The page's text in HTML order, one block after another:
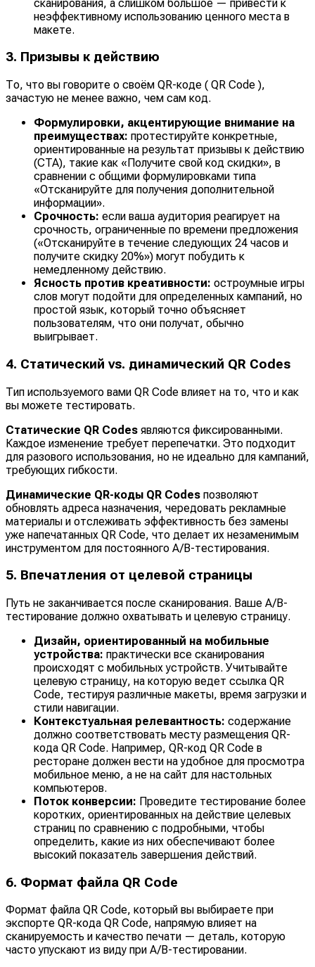
сканирования, а слишком большое — привести к
неэффективному использованию ценного места в
макете.
3. Призывы к действию
То, что вы говорите о своём QR-коде ( QR Code ),
зачастую не менее важно, чем сам код.
Формулировки, акцентирующие внимание на
преимуществах: протестируйте конкретные,
ориентированные на результат призывы к действию
(CTA), такие как «Получите свой код скидки», в
сравнении с общими формулировками типа
«Отсканируйте для получения дополнительной
информации».
Срочность: если ваша аудитория реагирует на
срочность, ограниченные по времени предложения
(«Отсканируйте в течение следующих 24 часов и
получите скидку 20%») могут побудить к
немедленному действию.
Ясность против креативности: остроумные игры
слов могут подойти для определенных кампаний, но
простой язык, который точно объясняет
пользователям, что они получат, обычно
выигрывает.
4. Статический vs. динамический QR Codes
Тип используемого вами QR Code влияет на то, что и как
вы можете тестировать.
Статические QR Codes являются фиксированными.
Каждое изменение требует перепечатки. Это подходит
для разового использования, но не идеально для кампаний,
требующих гибкости.
Динамические QR-коды QR Codes позволяют
обновлять адреса назначения, чередовать рекламные
материалы и отслеживать эффективность без замены
уже напечатанных QR Code, что делает их незаменимым
инструментом для постоянного A/B-тестирования.
5. Впечатления от целевой страницы
Путь не заканчивается после сканирования. Ваше A/B-
тестирование должно охватывать и целевую страницу.
Дизайн, ориентированный на мобильные
устройства: практически все сканирования
происходят с мобильных устройств. Учитывайте
целевую страницу, на которую ведет ссылка QR
Code, тестируя различные макеты, время загрузки и
стили навигации.
Контекстуальная релевантность: содержание
должно соответствовать месту размещения QR-
кода QR Code. Например, QR-код QR Code в
ресторане должен вести на удобное для просмотра
мобильное меню, а не на сайт для настольных
компьютеров.
Поток конверсии: Проведите тестирование более
коротких, ориентированных на действие целевых
страниц по сравнению с подробными, чтобы
определить, какие из них обеспечивают более
высокий показатель завершения действий.
6. Формат файла QR Code
Формат файла QR Code, который вы выбираете при
экспорте QR-кода QR Code, напрямую влияет на
сканируемость и качество печати — деталь, которую
часто упускают из виду при A/B-тестировании.